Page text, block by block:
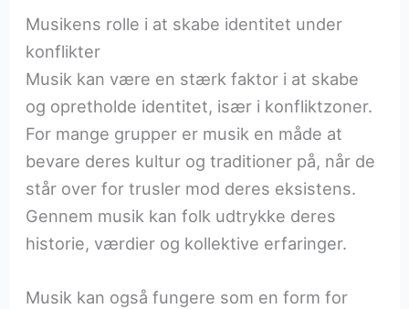
Musikens rolle i at skabe identitet under
konflikter
Musik kan være en stærk faktor i at skabe
og opretholde identitet, især i konfliktzoner.
For mange grupper er musik en måde at
bevare deres kultur og traditioner på, når de
står over for trusler mod deres eksistens.
Gennem musik kan folk udtrykke deres
historie, værdier og kollektive erfaringer.
Musik kan også fungere som en form for